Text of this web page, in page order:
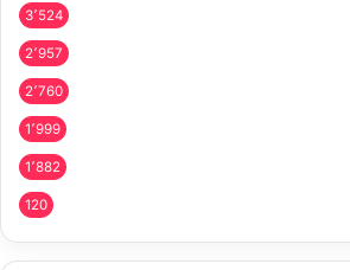
3٬524
2٬957
2٬760
1٬999
1٬882
120